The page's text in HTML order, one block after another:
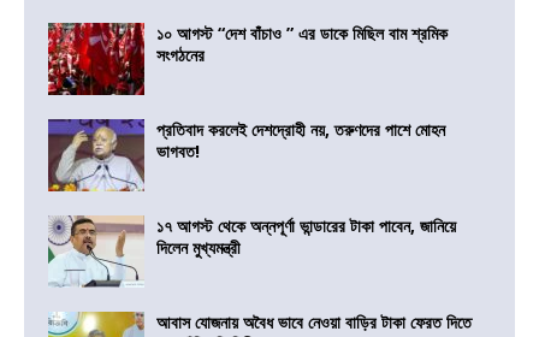
১০ আগস্ট “দেশ বাঁচাও ” এর ডাকে মিছিল বাম শ্রমিক
সংগঠনের
প্রতিবাদ করলেই দেশদ্রোহী নয়, তরুণদের পাশে মোহন
ভাগবত!
১৭ আগস্ট থেকে অন্নপূর্ণা ভান্ডারের টাকা পাবেন, জানিয়ে
দিলেন মুখ্যমন্ত্রী
আবাস যোজনায় অবৈধ ভাবে নেওয়া বাড়ির টাকা ফেরত দিতে